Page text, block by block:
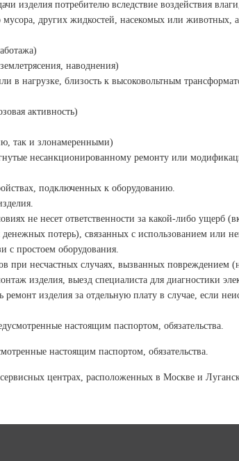
изделия потребителю вследствие воздействия
других жидкостей, насекомых или животных,
наводнения)
в нагрузке, близость к высоковольтным
активность)
так и злонамеренными)
несанкционированному ремонту или
подключенных к оборудованию.
не несет ответственности за какой-либо ущерб
потерь), связанных с использованием или
с простоем оборудования.
при несчастных случаях, вызванных повреждением
изделия, выезд специалиста для диагностики
ремонт изделия за отдельную плату в случае, если
настоящим паспортом, обязательства.
настоящим паспортом, обязательства.
центрах, расположенных в Москве и